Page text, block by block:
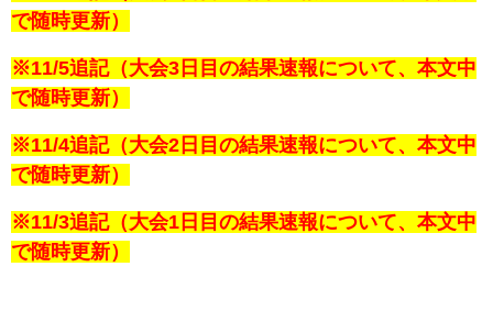
で随時更新）
※11/5追記（大会3日目の結果速報について、本文中
で随時更新）
※11/4追記（大会2日目の結果速報について、本文中
で随時更新）
※11/3追記（大会1日目の結果速報について、本文中
で随時更新）